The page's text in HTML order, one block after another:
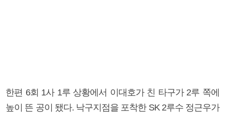
한편 6회 1사 1루 상황에서 이대호가 친 타구가 2루 쪽에
높이 뜬 공이 됐다. 낙구지점을 포착한 SK 2루수 정근우가